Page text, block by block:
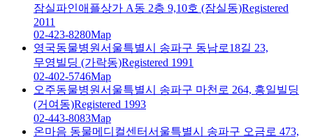
잠실파인애플상가 A동 2층 9,10호 (잠실동)Registered
2011
02-423-8280Map
영국동물병원서울특별시 송파구 동남로18길 23,
무영빌딩 (가락동)Registered 1991
02-402-5746Map
오주동물병원서울특별시 송파구 마천로 264, 흥일빌딩
(거여동)Registered 1993
02-443-8083Map
온마음 동물메디컬센터서울특별시 송파구 오금로 473,